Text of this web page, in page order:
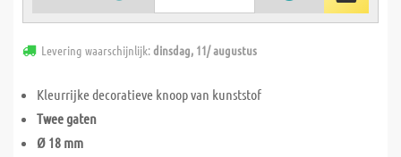
Levering waarschijnlijk:dinsdag, 11/ augustus
Kleurrijke decoratieve knoop van kunststof
Twee gaten
Ø 18 mm